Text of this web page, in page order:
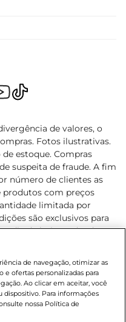
de valores, o
Fotos ilustrativas.
estoque. Compras
suspeita de fraude. A fim
número de clientes as
produtos com preços
limitada por
são exclusivos para
dia de hoje, podendo
Proibida a venda
da Criança e do
exclusivos para o
alterações sem aviso
on-line é de R$
de navegação, otimizar as
e ofertas personalizadas para
Ao clicar em aceitar, você
Para informações
nossa Política de